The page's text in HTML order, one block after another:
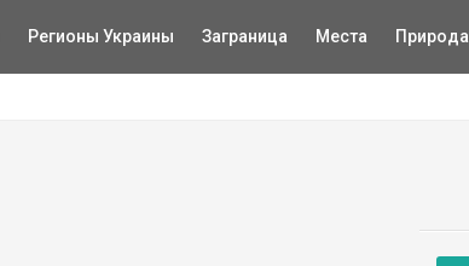
Регионы Украины Заграница Места Природа